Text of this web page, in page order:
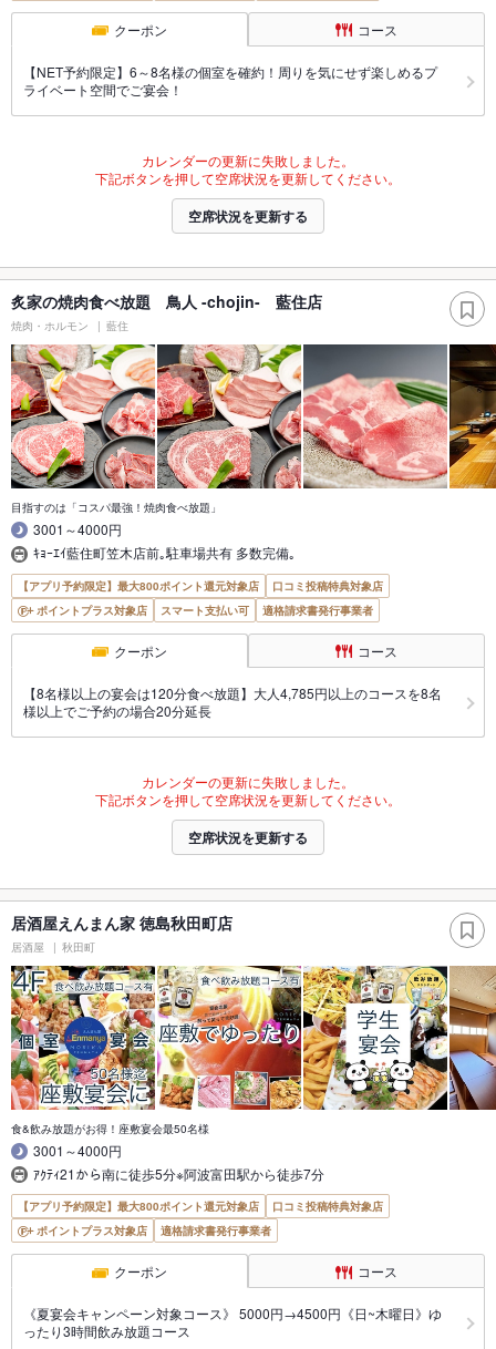
クーポン コース
【NET予約限定】6～8名様の個室を確約！周りを気にせず楽しめるプ
ライベート空間でご宴会！
カレンダーの更新に失敗しました。
下記ボタンを押して空席状況を更新してください。
空席状況を更新する
炙家の焼肉食べ放題 鳥人 -chojin- 藍住店
焼肉・ホルモン 藍住
目指すのは「コスパ最強！焼肉食べ放題」
3001～4000円
ｷｮｰｴｲ藍住町笠木店前｡駐車場共有 多数完備｡
【アプリ予約限定】最大800ポイント還元対象店
口コミ投稿特典対象店
ポイントプラス対象店
スマート支払い可 適格請求書発行事業者
クーポン コース
【8名様以上の宴会は120分食べ放題】大人4,785円以上のコースを8名
様以上でご予約の場合20分延長
カレンダーの更新に失敗しました。
下記ボタンを押して空席状況を更新してください。
空席状況を更新する
居酒屋えんまん家 徳島秋田町店
居酒屋 秋田町
食&飲み放題がお得！座敷宴会最50名様
3001～4000円
ｱｸﾃｨ21から南に徒歩5分※阿波富田駅から徒歩7分
【アプリ予約限定】最大800ポイント還元対象店
口コミ投稿特典対象店
ポイントプラス対象店
適格請求書発行事業者
クーポン コース
《夏宴会キャンペーン対象コース》 5000円→4500円《日~木曜日》ゆ
ったり3時間飲み放題コース